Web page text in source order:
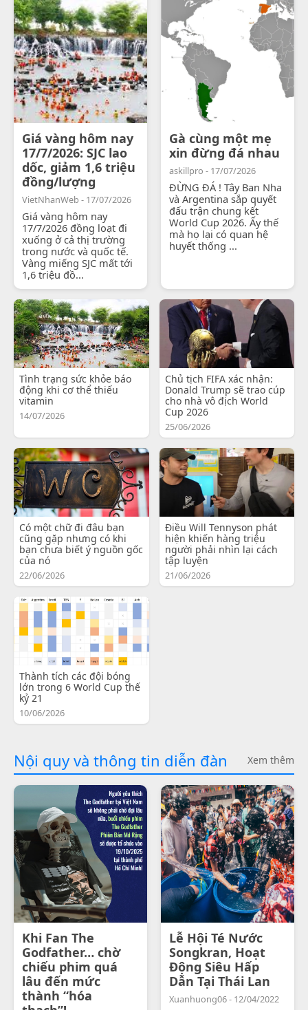
Giá vàng hôm nay
17/7/2026: SJC lao
dốc, giảm 1,6 triệu
đồng/lượng
VietNhanWeb - 17/07/2026
Giá vàng hôm nay
17/7/2026 đồng loạt đi
xuống ở cả thị trường
trong nước và quốc tế.
Vàng miếng SJC mất tới
1,6 triệu đồ...
Gà cùng một mẹ
xin đừng đá nhau
askillpro - 17/07/2026
ĐỪNG ĐÁ ! Tây Ban Nha
và Argentina sắp quyết
đấu trận chung kết
World Cup 2026. Ấy thế
mà họ lại có quan hệ
huyết thống ...
Tình trạng sức khỏe báo
động khi cơ thể thiếu
vitamin
14/07/2026
Chủ tịch FIFA xác nhận:
Donald Trump sẽ trao cúp
cho nhà vô địch World
Cup 2026
25/06/2026
Có một chữ đi đâu bạn
cũng gặp nhưng có khi
bạn chưa biết ý nguồn gốc
của nó
22/06/2026
Điều Will Tennyson phát
hiện khiến hàng triệu
người phải nhìn lại cách
tập luyện
21/06/2026
Thành tích các đội bóng
lớn trong 6 World Cup thế
kỷ 21
10/06/2026
Nội quy và thông tin diễn đàn Xem thêm
Khi Fan The
Godfather… chờ
chiếu phim quá
lâu đến mức
thành “hóa
Lễ Hội Té Nước
Songkran, Hoạt
Động Siêu Hấp
Dẫn Tại Thái Lan
Xuanhuong06 - 12/04/2022